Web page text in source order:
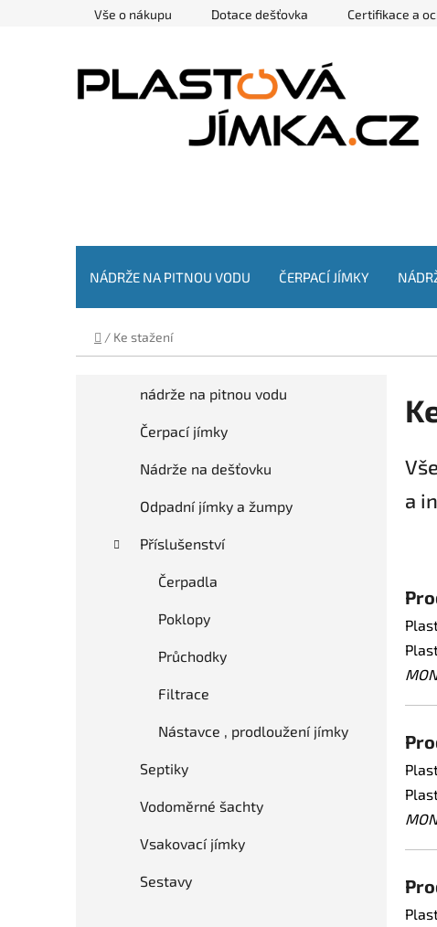
Vše o nákupu Dotace dešťovka Certifikace a
NÁDRŽE NA PITNOU VODU ČERPACÍ JÍMKY
Domů
/ Ke stažení
kategorie
nádrže na pitnou vodu
Čerpací jímky
Nádrže na dešťovku
Odpadní jímky a žumpy
Příslušenství
Čerpadla
Poklopy
Průchodky
Filtrace
Nástavce , prodloužení jímky
Septiky
Vodoměrné šachty
Vsakovací jímky
Sestavy
a